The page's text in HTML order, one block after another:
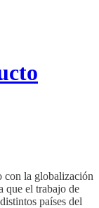
con la globalización
que el trabajo de
países del